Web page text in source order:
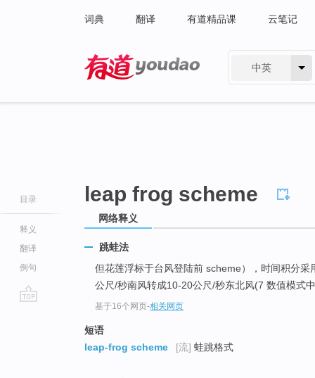
词典 翻译 有道精品课 云笔记
中英
目录
释义
翻译
例句
leap frog scheme
网络释义
跳蛙法
但花莲浮标于台风登陆前 scheme），时间积分采
公尺/秒南风转成10-20公尺/秒东北风(7 数值模式
基于16个网页-相关网页
短语
leap-frog scheme
[流] 蛙跳格式